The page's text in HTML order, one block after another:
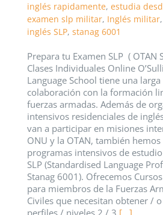
inglés rapidamente, estudia
examen slp militar, Inglés militar,
inglés SLP, stanag 6001
Prepara tu Examen SLP ( OTAN
Clases Individuales Online
Language School tiene una
colaboración con la formación
fuerzas armadas. Además de
intensivos residenciales de
van a participar en misiones
ONU y la OTAN, también
programas intensivos de
SLP (Standardised Language
Stanag 6001). Ofrecemos
para miembros de la Fuerzas
Civiles que necesitan obtener /
perfiles / niveles 2 / 3 [...]